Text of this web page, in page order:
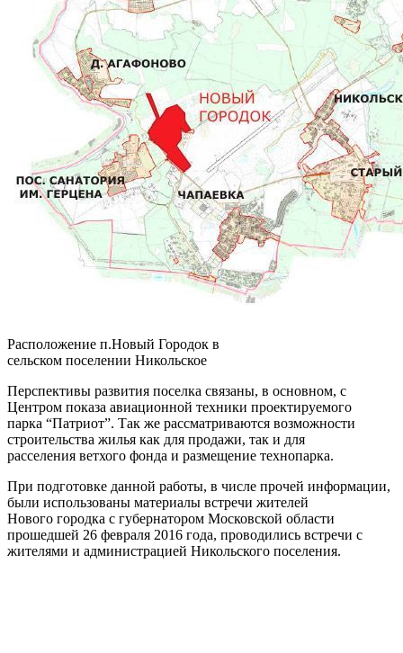
Расположение п.Новый Городок в
сельском поселении Никольское
Перспективы развития поселка связаны, в основном, с
Центром показа авиационной техники проектируемого
парка “Патриот”. Так же рассматриваются возможности
строительства жилья как для продажи, так и для
расселения ветхого фонда и размещение технопарка.
При подготовке данной работы, в числе прочей информации,
были использованы материалы встречи жителей
Нового городка с губернатором Московской области
прошедшей 26 февраля 2016 года, проводились встречи с
жителями и администрацией Никольского поселения.